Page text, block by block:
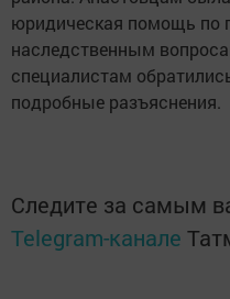
юридическая помощь по
наследственным
специалистам
подробные разъяснения.
Следите за самым
Telegram-канале